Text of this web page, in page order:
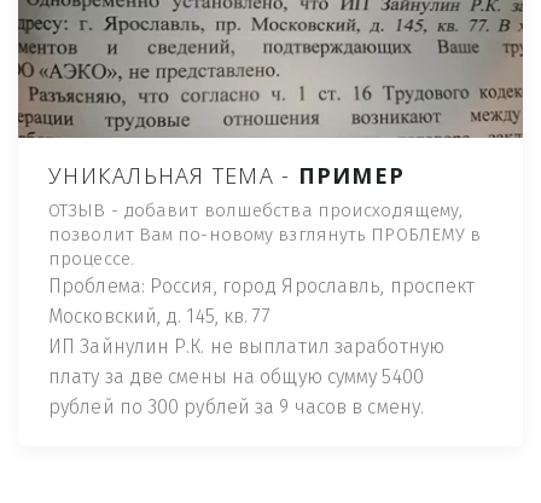
УНИКАЛЬНАЯ ТЕМА - ПРИМЕР
ОТЗЫВ - добавит волшебства происходящему,
позволит Вам по-новому взглянуть ПРОБЛЕМУ в
процессе.
Проблема: Россия, город Ярославль, проспект
Московский, д. 145, кв. 77
ИП Зайнулин Р.К. не выплатил заработную
плату за две смены на общую сумму 5400
рублей по 300 рублей за 9 часов в смену.